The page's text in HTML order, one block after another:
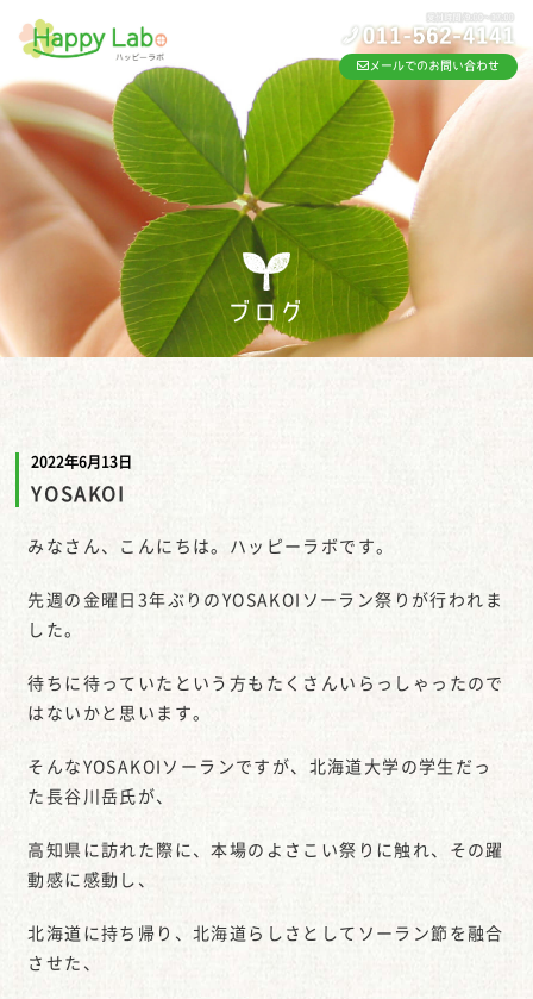
メールでのお問い合わせ
ブログ
2022年6月13日
YOSAKOI
みなさん、こんにちは。ハッピーラボです。
先週の金曜日3年ぶりのYOSAKOIソーラン祭りが行われま
した。
待ちに待っていたという方もたくさんいらっしゃったので
はないかと思います。
そんなYOSAKOIソーランですが、北海道大学の学生だっ
た長谷川岳氏が、
高知県に訪れた際に、本場のよさこい祭りに触れ、その躍
動感に感動し、
北海道に持ち帰り、北海道らしさとしてソーラン節を融合
させた、